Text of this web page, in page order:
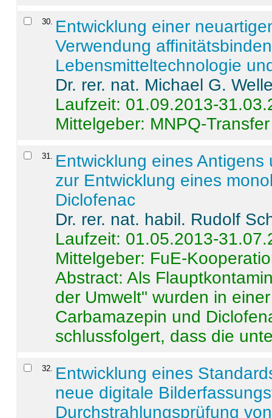
30. Entwicklung einer
Verwendung
Lebensmitteltechnologie
Dr. rer. nat. Michael G.
Laufzeit: 01.09.2013-
Mittelgeber: MNPQ-Transfer
31. Entwicklung eines
zur Entwicklung eines
Diclofenac
Dr. rer. nat. habil. Rudolf
Laufzeit: 01.05.2013-
Mittelgeber: FuE-
Abstract:Als
der Umwelt" wurden in
Carbamazepin und
schlussfolgert, dass die
32. Entwicklung eines
neue digitale
Durchstrahlungsprüfung